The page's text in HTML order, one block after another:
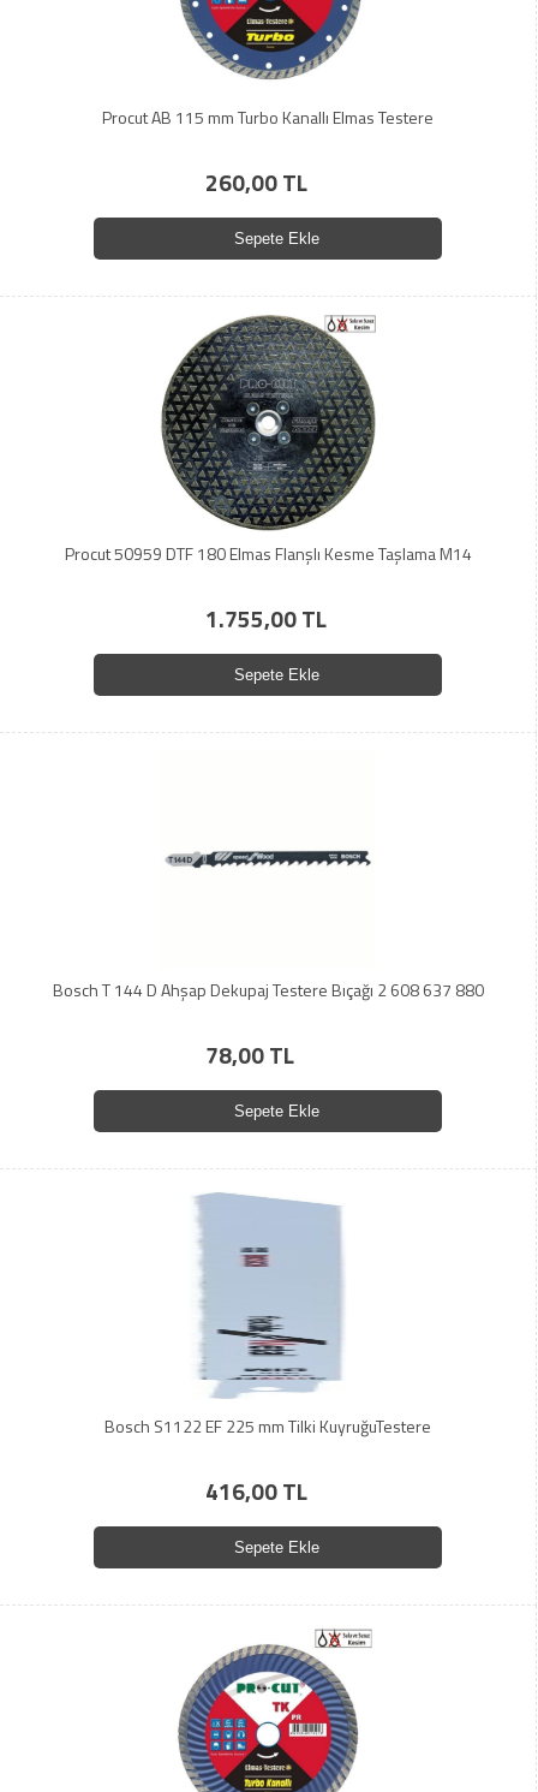
Procut AB 115 mm Turbo Kanallı Elmas Testere
260,00 TL
Sepete Ekle
Procut 50959 DTF 180 Elmas Flanşlı Kesme Taşlama M14
1.755,00 TL
Sepete Ekle
Bosch T 144 D Ahşap Dekupaj Testere Bıçağı 2 608 637 880
78,00 TL
Sepete Ekle
Bosch S1122 EF 225 mm Tilki KuyruğuTestere
416,00 TL
Sepete Ekle